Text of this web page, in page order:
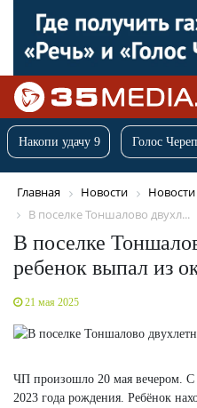
Накопи удачу 9 Голос
Главная Новости
В поселке Тоншалово двухл...
В поселке
ребенок выпал из
21 мая 2025
ЧП произошло 20 мая вечером. С
2023 года рождения. Ребёнок